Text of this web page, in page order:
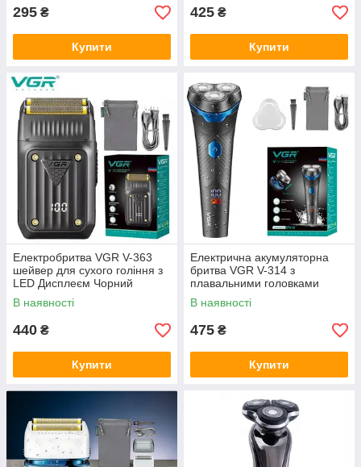
295 ₴
Купити
425 ₴
Купити
Електробритва VGR V-363
шейвер для сухого гоління з
LED Дисплеєм Чорний
В наявності
440 ₴
Купити
Електрична акумуляторна
бритва VGR V-314 з
плавальними головками
роторна IPX6 з дисплеєм
В наявності
475 ₴
Купити